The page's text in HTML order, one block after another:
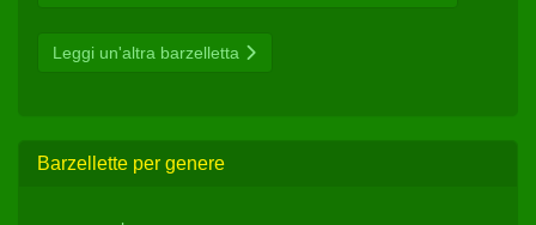
Leggi un'altra barzelletta
Barzellette per genere